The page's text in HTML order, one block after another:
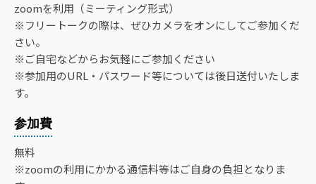
zoomを利用（ミーティング形式）
※フリートークの際は、ぜひカメラをオンにしてご参加くだ
さい。
※ご自宅などからお気軽にご参加ください
※参加用のURL・パスワード等については後日送付いたしま
す。
参加費
無料
※zoomの利用にかかる通信料等はご自身の負担となりま